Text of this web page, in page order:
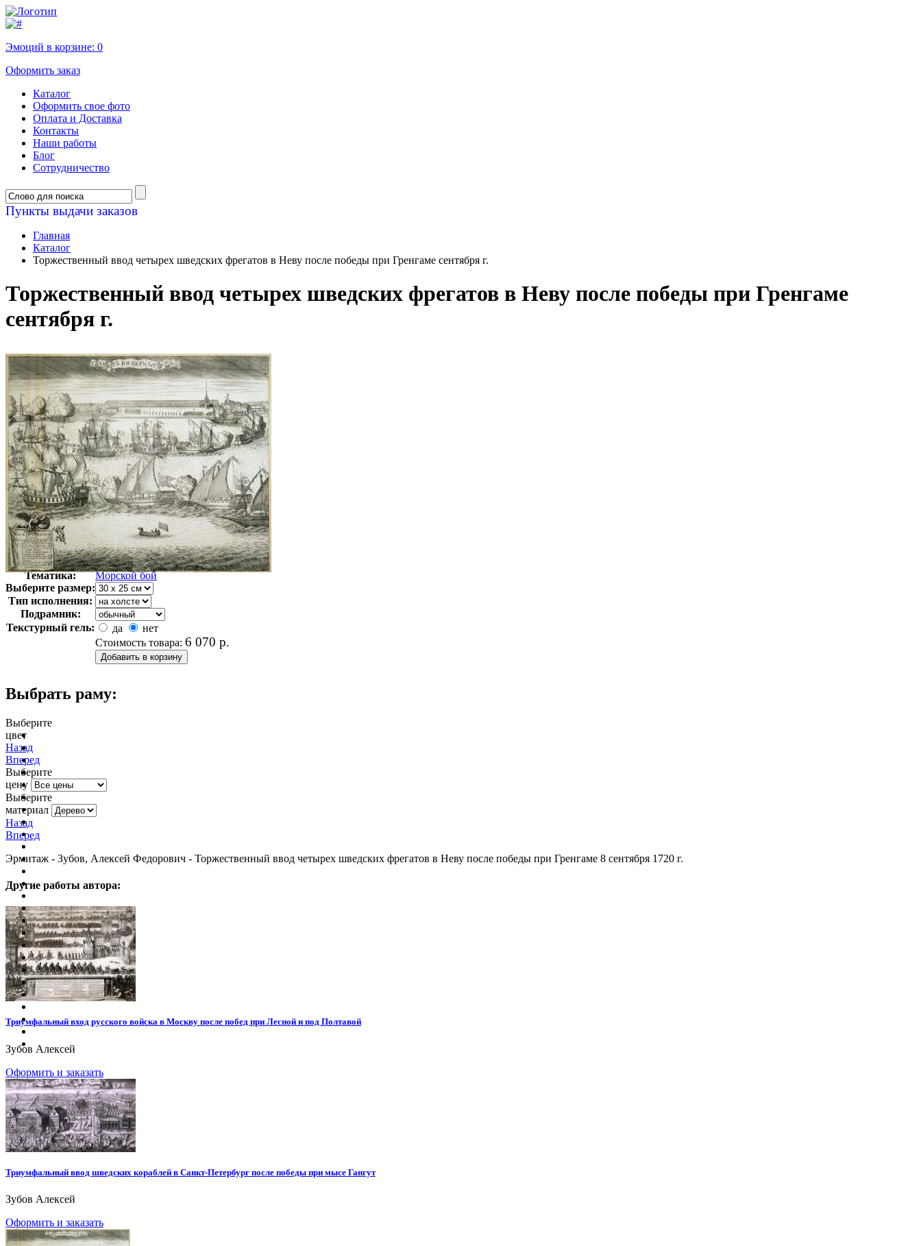
Эмоций в корзине: 0
Оформить заказ
Каталог
Оформить свое фото
Оплата и Доставка
Контакты
Наши работы
Блог
Сотрудничество
Пункты выдачи заказов
Главная
Каталог
Торжественный ввод четырех шведских фрегатов в Неву после победы при Гренгаме сентября г.
Торжественный ввод четырех шведских фрегатов в Неву после победы при Гренгаме
сентября г.
Автор:
Зубов Алексей
Арт-стиль
Русская живопись XIX века
Тематика:
Морской бой
Выберите размер:
Тип исполнения:
Подрамник:
Текстурный гель:
да
нет
Стоимость товара: 6 070 р.
Выбрать раму:
Выберите
цвет
Назад
Вперед
Выберите
цену
Выберите
материал
Назад
Вперед
Эрмитаж - Зубов, Алексей Федорович - Торжественный ввод четырех шведских фрегатов в Неву после победы при Гренгаме 8 сентября 1720 г.
Другие работы автора:
Триумфальный вход русского войска в Москву после побед при Лесной и под Полтавой
Зубов Алексей
Оформить и заказать
Триумфальный ввод шведских кораблей в Санкт-Петербург после победы при мысе Гангут
Зубов Алексей
Оформить и заказать